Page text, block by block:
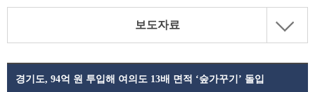
보도자료
경기도, 94억 원 투입해 여의도 13배 면적 ‘숲가꾸기’ 돌입